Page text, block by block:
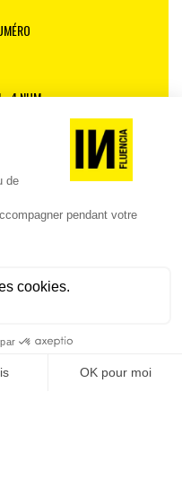
- 4 NUM.
PRÉCÉDENTS
la revue en